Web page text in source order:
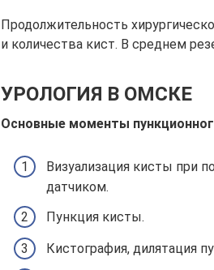
Продолжительность
и количества кист. В среднем
УРОЛОГИЯ В ОМСКЕ
Основные моменты
Визуализация кисты при
датчиком.
Пункция кисты.
Кистография, дилятация